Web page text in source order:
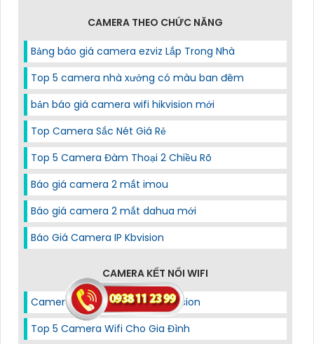
CAMERA THEO CHỨC NĂNG
Bảng báo giá camera ezviz Lắp Trong Nhà
Top 5 camera nhà xưởng có màu ban đêm
bản báo giá camera wifi hikvision mới
Top Camera Sắc Nét Giá Rẻ
Top 5 Camera Đàm Thoại 2 Chiều Rõ
Báo giá camera 2 mắt imou
Báo giá camera 2 mắt dahua mới
Báo Giá Camera IP Kbvision
CAMERA KẾT NỐI WIFI
Camera Wifi Full HD 1080P Hikvision
Top 5 Camera Wifi Cho Gia Đình